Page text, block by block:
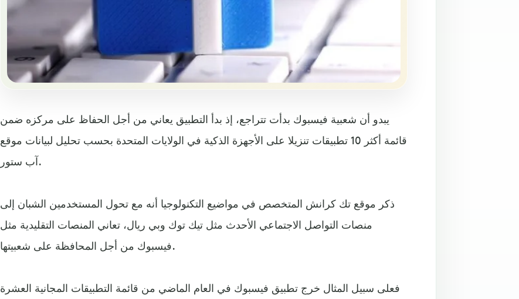
يبدو أن شعبية فيسبوك بدأت تتراجع، إذ بدأ التطبيق يعاني من أجل الحفاظ على مركزه ضمن
قائمة أكثر 10 تطبيقات تنزيلا على الأجهزة الذكية في الولايات المتحدة بحسب تحليل لبيانات موقع
آب ستور.
ذكر موقع تك كرانش المتخصص في مواضيع التكنولوجيا أنه مع تحول المستخدمين الشبان إلى
منصات التواصل الاجتماعي الأحدث مثل تيك توك وبي ريال، تعاني المنصات التقليدية مثل
فيسبوك من أجل المحافظة على شعبيتها.
فعلى سبيل المثال خرج تطبيق فيسبوك في العام الماضي من قائمة التطبيقات المجانية العشرة